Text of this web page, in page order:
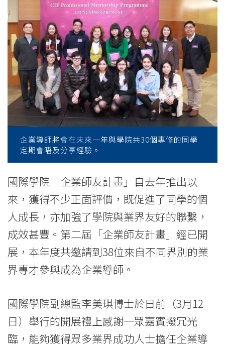
College
of
International
Education
Hong
Kong
Baptist
University
企業導師將會在未來一年與學院共30個專修的同學
定期會晤及分享經驗。
國際學院「企業師友計畫」自去年推出以
來，獲得不少正面評價，既促進了同學的個
人成長，亦加強了學院與業界友好的聯繫，
成效甚豐。第二屆「企業師友計畫」經已開
展，本年度共邀請到38位來自不同界別的業
界專才參與成為企業導師。
國際學院副總監李美琪博士於日前（3月12
日）舉行的開展禮上感謝一眾嘉賓撥冗光
臨，能夠獲得眾多業界成功人士擔任企業導